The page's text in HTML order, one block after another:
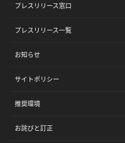
プレスリリース窓口
プレスリリース一覧
お知らせ
サイトポリシー
推奨環境
お詫びと訂正